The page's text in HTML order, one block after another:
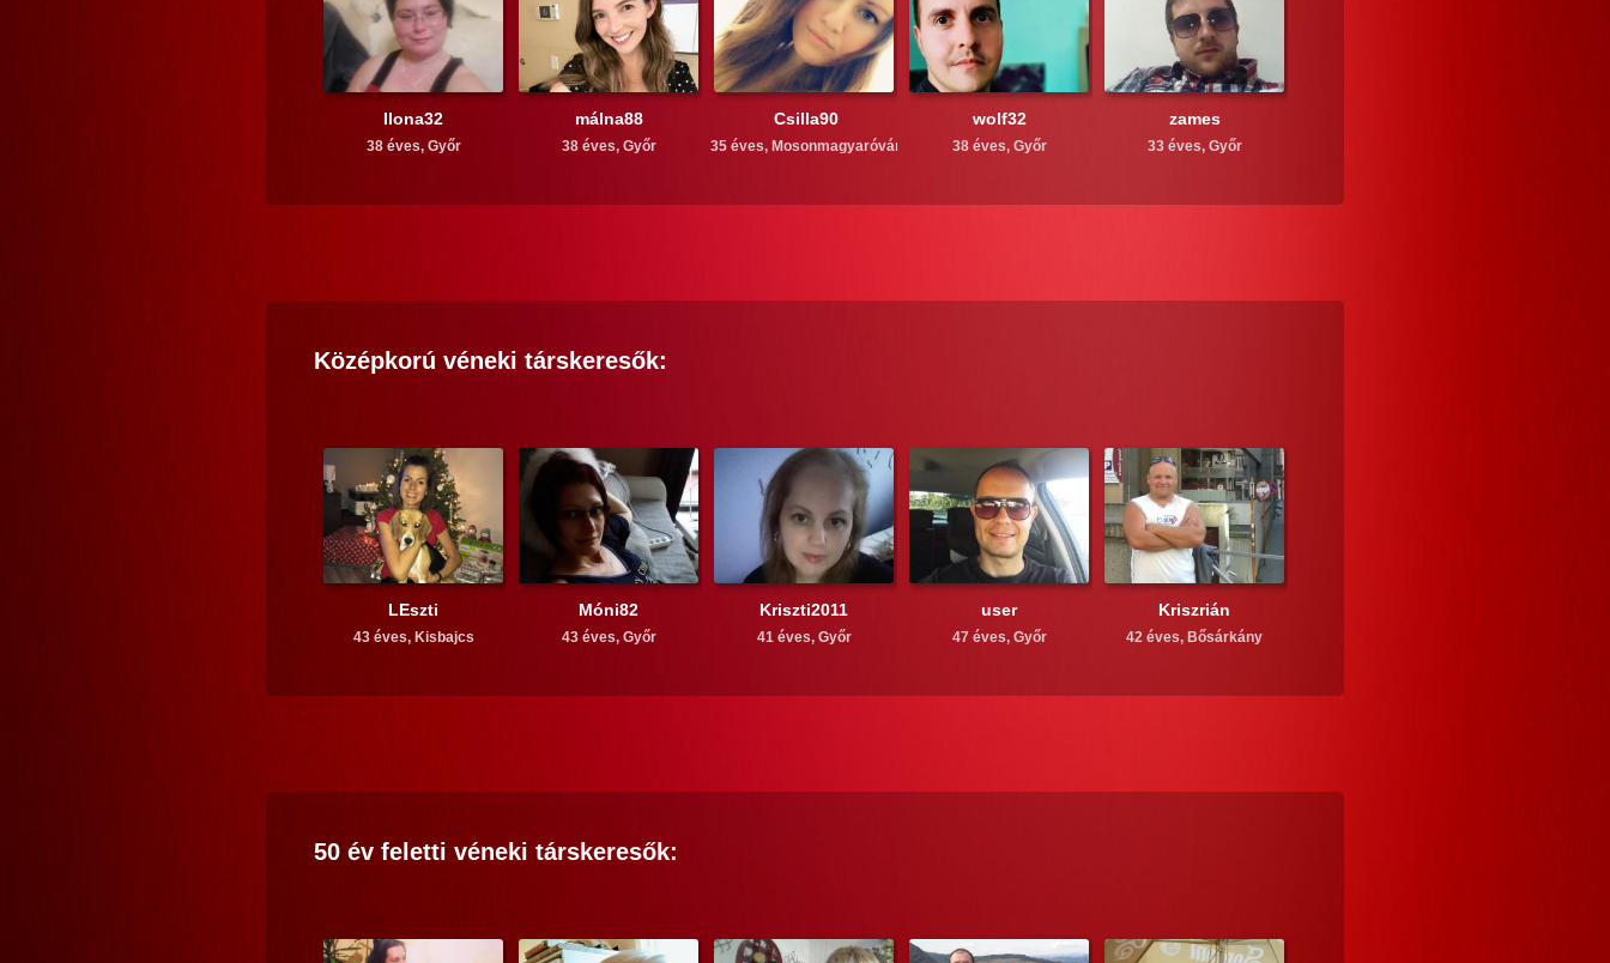
Ilona32
38 éves, Győr
málna88
38 éves, Győr
Csilla90
35 éves, Mosonmagyaróvár
wolf32
38 éves, Győr
zames
33 éves, Győr
Középkorú véneki társkeresők:
LEszti
43 éves, Kisbajcs
Móni82
43 éves, Győr
Kriszti2011
41 éves, Győr
user
47 éves, Győr
Kriszrián
42 éves, Bősárkány
50 év feletti véneki társkeresők: